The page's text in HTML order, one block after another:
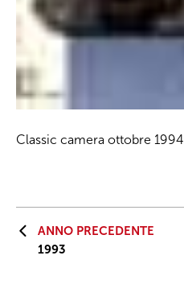
Classic camera ottobre 1994
ANNO PRECEDENTE
1993